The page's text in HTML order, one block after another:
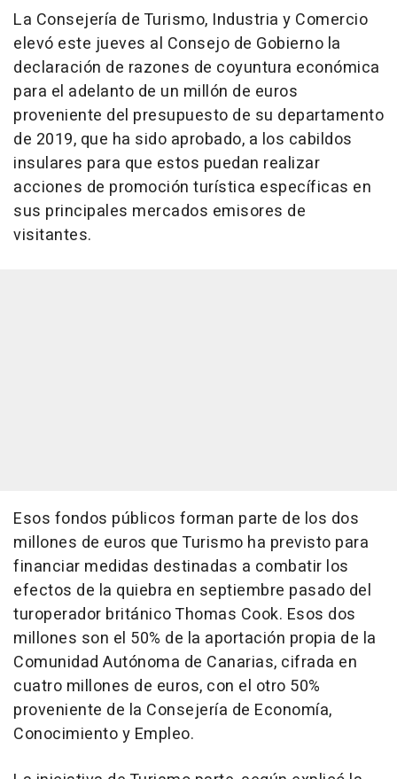
La Consejería de Turismo, Industria y Comercio
elevó este jueves al Consejo de Gobierno la
declaración de razones de coyuntura económica
para el adelanto de un millón de euros
proveniente del presupuesto de su departamento
de 2019, que ha sido aprobado, a los cabildos
insulares para que estos puedan realizar
acciones de promoción turística específicas en
sus principales mercados emisores de
visitantes.
Esos fondos públicos forman parte de los dos
millones de euros que Turismo ha previsto para
financiar medidas destinadas a combatir los
efectos de la quiebra en septiembre pasado del
turoperador británico Thomas Cook. Esos dos
millones son el 50% de la aportación propia de la
Comunidad Autónoma de Canarias, cifrada en
cuatro millones de euros, con el otro 50%
proveniente de la Consejería de Economía,
Conocimiento y Empleo.